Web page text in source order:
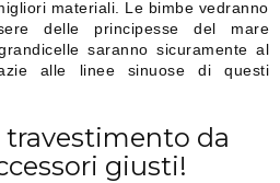
materiali. Le bimbe vedranno
delle principesse del mare
saranno sicuramente al
alle linee sinuose di questi
da
giusti!